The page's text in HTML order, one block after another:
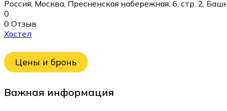
Россия, Москва, Пресненская набережная, 6, стр. 2,
0
0 Отзыв
Хостел
Цены и бронь
Важная информация